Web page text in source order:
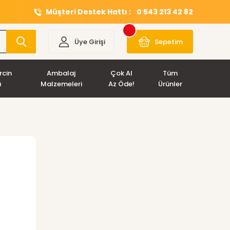
Müşteri Destek Hattı : 0 543 213 42 82
Üye Girişi Sepetim
Ambalaj
Malzemeleri
Çok Al
Az Öde!
Tüm
Ürünler